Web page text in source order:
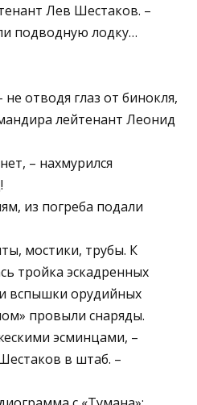
Лев Шестаков. –
подводную лодку…
отводя глаз от бинокля,
лейтенант Леонид
– нахмурился
из погреба подали
мостики, трубы. К
тройка эскадренных
вспышки орудийных
провыли снаряды.
эсминцами, –
в штаб. –